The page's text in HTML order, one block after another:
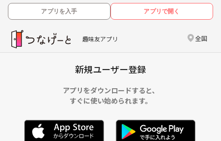
アプリを入手 アプリで開く
趣味友アプリ 全国
新規ユーザー登録
アプリをダウンロードすると、
すぐに使い始められます。